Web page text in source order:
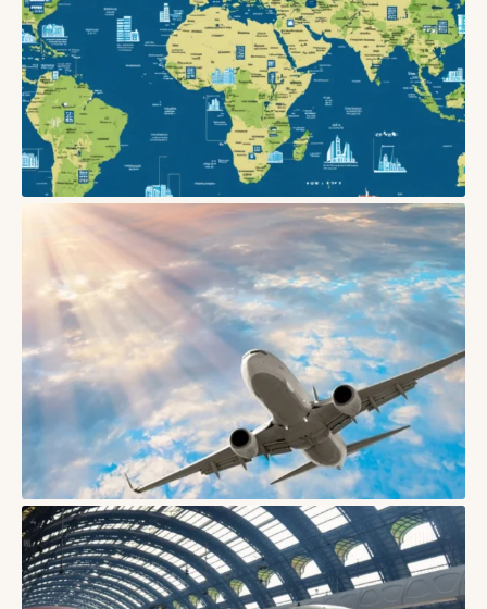
05/08/2026
Як безпечно бронювати житло в Європі: поради
03/06/2026
БЛОГИ
Як подорожувати у міжсезоння і які в цьому переваги
16/05/2026